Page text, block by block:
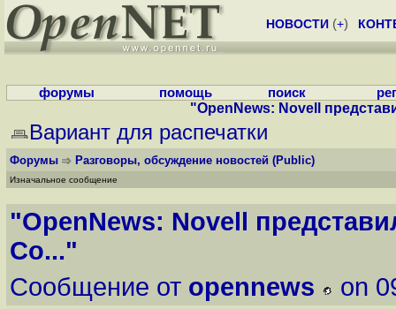
НОВОСТИ (+)
форумы помощь поиск
"OpenNews: Novell
Вариант для распечатки
Форумы Разговоры, обсуждение новостей (Public)
Изначальное сообщение
"OpenNews: Novell
Co..."
Сообщение от opennews on